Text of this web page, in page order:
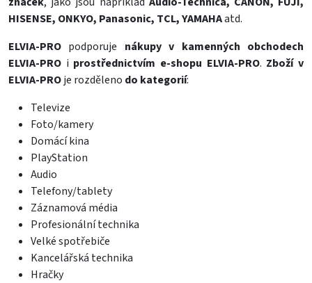
HISENSE, ONKYO, Panasonic, TCL, YAMAHAatd.
ELVIA-PRO podporuje nákupy v kamenných obchodech
ELVIA-PRO i prostřednictvím e-shopu ELVIA-PRO. Zboží v
ELVIA-PROje rozděleno do kategorií:
Televize
Foto/kamery
Domácí kina
PlayStation
Audio
Telefony/tablety
Záznamová média
Profesionální technika
Velké spotřebiče
Kancelářská technika
Hračky